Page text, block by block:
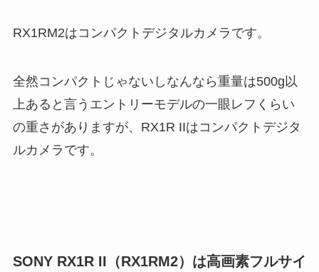
RX1RM2はコンパクトデジタルカメラです。
全然コンパクトじゃないしなんなら重量は500g以
上あると言うエントリーモデルの一眼レフくらい
の重さがありますが、RX1R IIはコンパクトデジタ
ルカメラです。
SONY RX1R II（RX1RM2）は高画素フルサイ